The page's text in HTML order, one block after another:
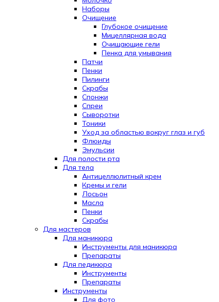
Наборы
Очищение
Глубокое очищение
Мицеллярная вода
Очищающие гели
Пенка для умывания
Патчи
Пенки
Пилинги
Скрабы
Спонжи
Спреи
Сыворотки
Тоники
Уход за областью вокруг глаз и губ
Флюиды
Эмульсии
Для полости рта
Для тела
Антицеллюлитный крем
Кремы и гели
Лосьон
Масла
Пенки
Скрабы
Для мастеров
Для маникюра
Инструменты для маникюра
Препараты
Для педикюра
Инструменты
Препараты
Инструменты
Для фото